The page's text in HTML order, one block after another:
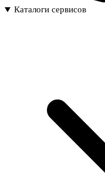
Каталоги сервисов